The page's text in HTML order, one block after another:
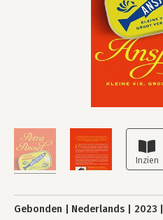
Gebonden Nederlands 2023